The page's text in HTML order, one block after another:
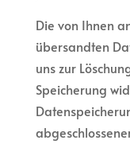
Die von Ihnen
übersandten
uns zur
Speicherung